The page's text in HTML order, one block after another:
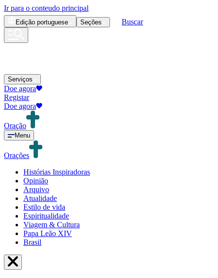
Ir para o conteudo principal
Edição portuguese Seções Buscar
Serviços
Doe agora
Registar
Doe agora
Oração
Menu
Orações
Histórias Inspiradoras
Opinião
Arquivo
Atualidade
Estilo de vida
Espiritualidade
Viagem & Cultura
Papa Leão XIV
Brasil